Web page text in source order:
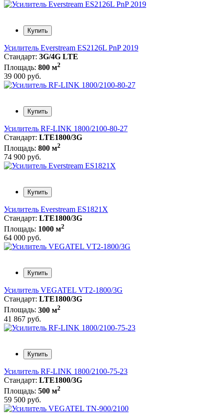
Купить
Усилитель Everstream ES2126L PnP 2019
Стандарт: 3G/4G LTE
Площадь: 800 м2
39 000 руб.
Купить
Усилитель RF-LINK 1800/2100-80-27
Стандарт: LTE1800/3G
Площадь: 800 м2
74 900 руб.
Купить
Усилитель Everstream ES1821X
Стандарт: LTE1800/3G
Площадь: 1000 м2
64 000 руб.
Купить
Усилитель VEGATEL VT2-1800/3G
Стандарт: LTE1800/3G
Площадь: 300 м2
41 867 руб.
Купить
Усилитель RF-LINK 1800/2100-75-23
Стандарт: LTE1800/3G
Площадь: 500 м2
59 500 руб.